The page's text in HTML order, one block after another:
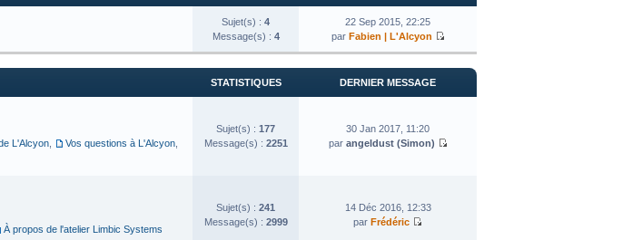
Sujet(s) : 4
Message(s) : 4
22 Sep 2015, 22:25
par Fabien | L'Alcyon
STATISTIQUES DERNIER MESSAGE
L'Alcyon Vos questions à L'Alcyon
Sujet(s) : 177
Message(s) : 2251
30 Jan 2017, 11:20
par angeldust (Simon)
À propos de l'atelier Limbic Systems
Sujet(s) : 241
Message(s) : 2999
14 Déc 2016, 12:33
par Frédéric